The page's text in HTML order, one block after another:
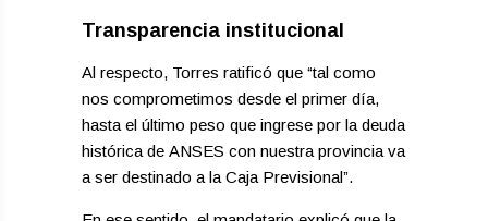
Transparencia institucional
Al respecto, Torres ratificó que “tal como
nos comprometimos desde el primer día,
hasta el último peso que ingrese por la deuda
histórica de ANSES con nuestra provincia va
a ser destinado a la Caja Previsional”.